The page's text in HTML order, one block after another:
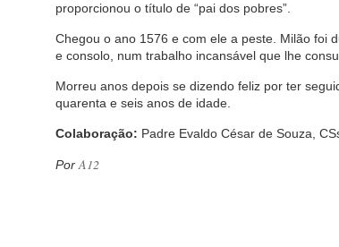
proporcionou o título de “pai dos pobres”.
Chegou o ano 1576 e com ele a peste. Milão foi
e consolo, num trabalho incansável que lhe
Morreu anos depois se dizendo feliz por ter
quarenta e seis anos de idade.
Colaboração: Padre Evaldo César de Souza,
Por A12